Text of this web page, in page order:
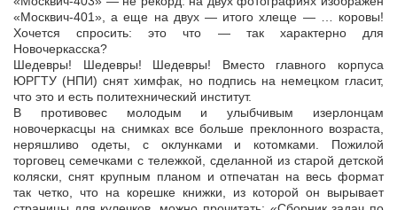
«Москвич-401», а еще на двух — итого хлеще — … коровы!
Хочется спросить: это что — так характерно для
Новочеркасска?
Шедевры! Шедевры! Шедевры! Вместо главного корпуса
ЮРГТУ (НПИ) снят химфак, но подпись на немецком гласит,
что это и есть политехнический институт.
В противовес молодым и улыбчивым изерлонцам
новочеркасцы на снимках все больше преклонного возраста,
неряшливо одеты, с оклунками и котомками. Пожилой
торговец семечками с тележкой, сделанной из старой детской
коляски, снят крупным планом и отпечатан на весь формат
так четко, что на корешке книжки, из которой он вырывает